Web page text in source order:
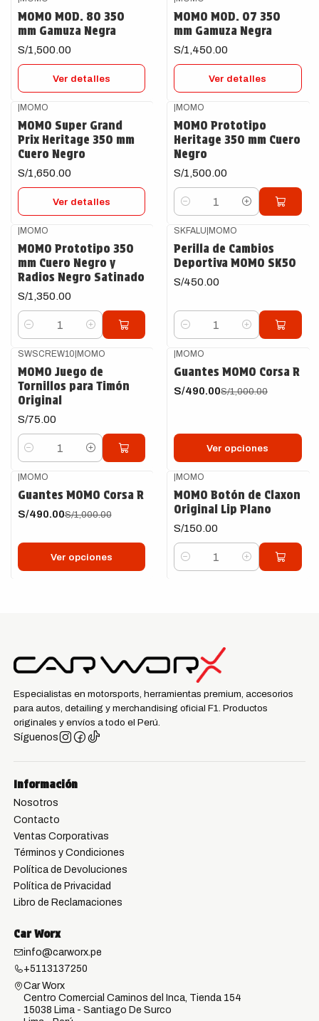
MOMO MOD. 80 350
mm Gamuza Negra
S/1,500.00
Ver detalles
MOMO MOD. 07 350
mm Gamuza Negra
S/1,450.00
Ver detalles
|MOMO
MOMO Super Grand
Prix Heritage 350 mm
Cuero Negro
S/1,650.00
Ver detalles
|MOMO
MOMO Prototipo
Heritage 350 mm Cuero
Negro
S/1,500.00
Cantidad
|MOMO
MOMO Prototipo 350
mm Cuero Negro y
Radios Negro Satinado
S/1,350.00
Cantidad
SKFALU|MOMO
Perilla de Cambios
Deportiva MOMO SK50
S/450.00
Cantidad
SWSCREW10|MOMO
MOMO Juego de
Tornillos para Timón
Original
S/75.00
Cantidad
|MOMO
Guantes MOMO Corsa R
S/490.00S/1,000.00
Ver opciones
|MOMO
Guantes MOMO Corsa R
S/490.00S/1,000.00
Ver opciones
|MOMO
MOMO Botón de Claxon
Original Lip Plano
S/150.00
Cantidad
Especialistas en motorsports, herramientas premium, accesorios
para autos, detailing y merchandising oficial F1. Productos
originales y envíos a todo el Perú.
Síguenos
Información
Nosotros
Contacto
Ventas Corporativas
Términos y Condiciones
Política de Devoluciones
Política de Privacidad
Libro de Reclamaciones
Car Worx
info@carworx.pe
+5113137250
Car Worx
Centro Comercial Caminos del Inca, Tienda 154
15038 Lima - Santiago De Surco